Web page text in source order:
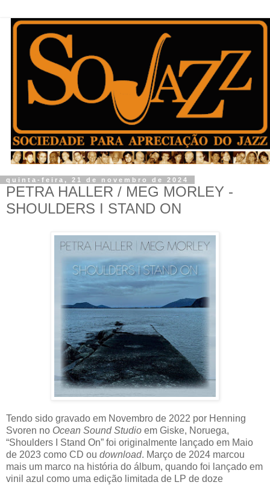
quinta-feira, 21 de novembro de 2024
PETRA HALLER / MEG MORLEY -
SHOULDERS I STAND ON
Tendo sido gravado em Novembro de 2022 por Henning
Svoren no Ocean Sound Studio em Giske, Noruega,
“Shoulders I Stand On” foi originalmente lançado em Maio
de 2023 como CD ou download. Março de 2024 marcou
mais um marco na história do álbum, quando foi lançado em
vinil azul como uma edição limitada de LP de doze